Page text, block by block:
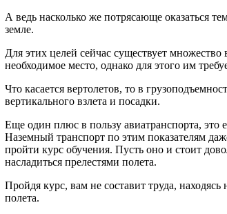
А ведь насколько же потрясающе оказаться
земле.
Для этих целей сейчас существует
необходимое место, однако для этого им
Что касается вертолетов, то в
вертикального взлета и посадки.
Еще один плюс в пользу авиатранспорта, это
Наземный транспорт по этим показателям
пройти курс обучения. Пусть оно и стоит
насладиться прелестями полета.
Пройдя курс, вам не составит труда,
полета.